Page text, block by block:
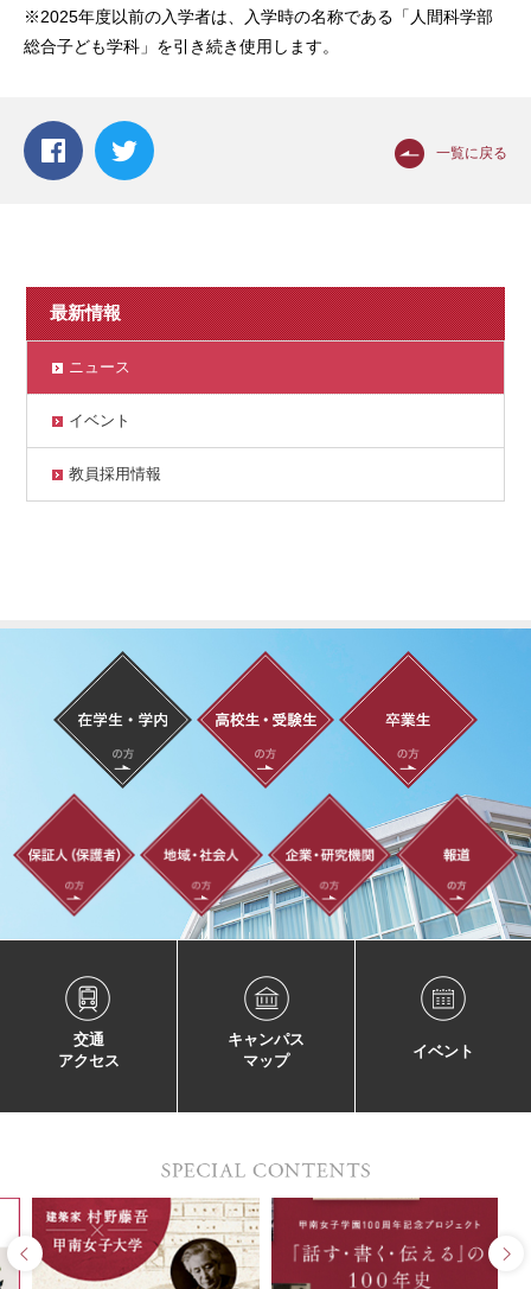
※2025年度以前の入学者は、入学時の名称である「人間科学部
総合子ども学科」を引き続き使用します。
一覧に戻る
最新情報
ニュース
イベント
教員採用情報
交通
アクセス
キャンパス
マップ
イベント